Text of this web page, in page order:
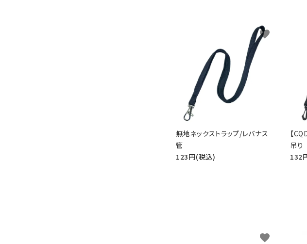
無地ネックストラップ/レバナス
管
123円(税込)
favorite
【
吊り
132
favorite